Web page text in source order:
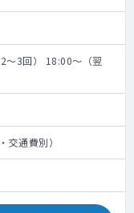
～3回） 18:00～（翌
通費別）